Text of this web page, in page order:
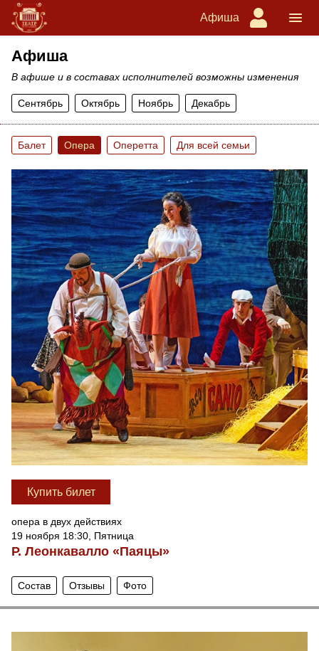
Афиша
Афиша
В афише и в составах исполнителей возможны изменения
Сентябрь Октябрь Ноябрь Декабрь
Балет Опера Оперетта Для всей семьи
Купить билет
опера в двух действиях
19 ноября 18:30, Пятница
Р. Леонкавалло «Паяцы»
Состав Отзывы Фото